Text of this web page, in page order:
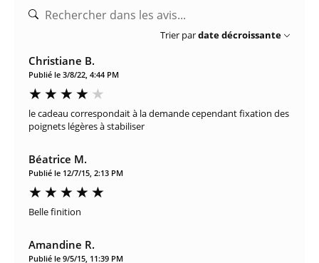
Trier pardate décroissante
Christiane B.
Publié le 3/8/22, 4:44 PM
le cadeau correspondait à la demande cependant fixation des
poignets légères à stabiliser
Béatrice M.
Publié le 12/7/15, 2:13 PM
Belle finition
Amandine R.
Publié le 9/5/15, 11:39 PM